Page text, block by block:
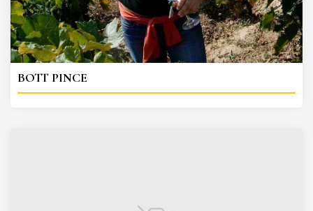
BOTT PINCE